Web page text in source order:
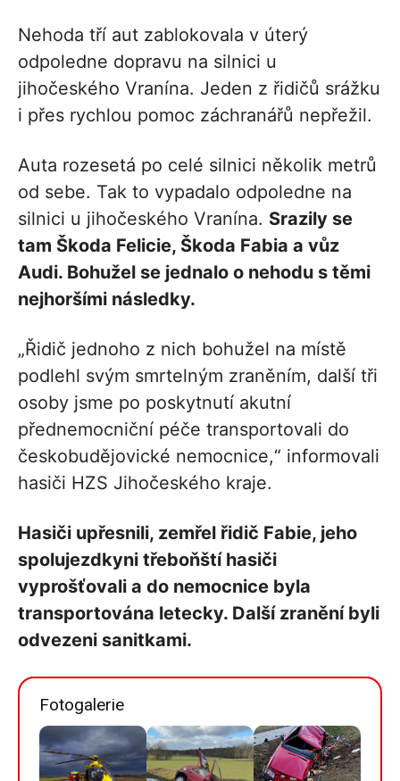
Nehoda tří aut zablokovala v úterý
odpoledne dopravu na silnici u
jihočeského Vranína. Jeden z řidičů srážku
i přes rychlou pomoc záchranářů nepřežil.
Auta rozesetá po celé silnici několik metrů
od sebe. Tak to vypadalo odpoledne na
silnici u jihočeského Vranína. Srazily se
tam Škoda Felicie, Škoda Fabia a vůz
Audi. Bohužel se jednalo o nehodu s těmi
nejhoršími následky.
„Řidič jednoho z nich bohužel na místě
podlehl svým smrtelným zraněním, další tři
osoby jsme po poskytnutí akutní
přednemocniční péče transportovali do
českobudějovické nemocnice,“ informovali
hasiči HZS Jihočeského kraje.
Hasiči upřesnili, zemřel řidič Fabie, jeho
spolujezdkyni třeboňští hasiči
vyprošťovali a do nemocnice byla
transportována letecky. Další zranění byli
odvezeni sanitkami.
Fotogalerie